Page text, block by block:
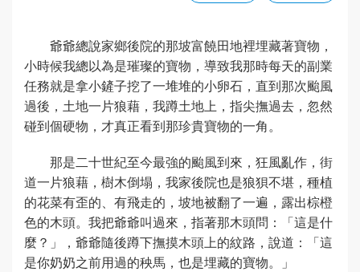
爺爺總說家鄉後院的那坡富饒田地裡埋藏著寶物，
小時候我總以為是璀璨的寶物，導致我那時每天的副業
任務就是拿小鏟子挖了一堆堆的小卵石，直到那次颱風
過後，土地一片狼藉，我蹲土地上，指尖撫過去，忽然
碰到個硬物，才真正看到那珍貴寶物的一角。
那是二十世紀至今最強的颱風到來，狂風亂作，街
道一片狼藉，樹木倒塌，我家後院也是狼狽不堪，種植
的花菜有歪的、有飛走的，坡地被翻了一遍，露出棕橙
色的木頭。我把爺爺叫過來，指著那木頭問：「這是什
麼？」，爺爺隨後蹲下撫摸木頭上的紋路，說道：「這
是你奶奶之前用過的秧馬，也是埋藏的寶物。」